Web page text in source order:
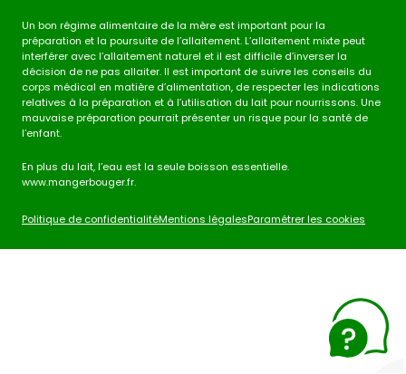
Un bon régime alimentaire de la mère est important pour la
préparation et la poursuite de l’allaitement. L’allaitement mixte peut
interférer avec l’allaitement naturel et il est difficile d’inverser la
décision de ne pas allaiter. Il est important de suivre les conseils du
corps médical en matière d’alimentation, de respecter les indications
relatives à la préparation et à l’utilisation du lait pour nourrissons. Une
mauvaise préparation pourrait présenter un risque pour la santé de
l’enfant.
En plus du lait, l’eau est la seule boisson essentielle.
www.mangerbouger.fr.
Politique de confidentialitéMentions légalesParamétrer les cookies